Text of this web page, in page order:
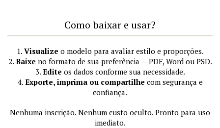
Como baixar e usar?
1. Visualize o modelo para avaliar estilo e proporções.
2. Baixe no formato de sua preferência — PDF, Word ou PSD.
3. Edite os dados conforme sua necessidade.
4. Exporte, imprima ou compartilhe com segurança e
confiança.
Nenhuma inscrição. Nenhum custo oculto. Pronto para uso
imediato.